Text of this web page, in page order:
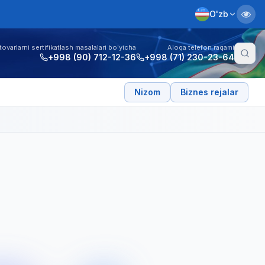
O'zb
sertifikatlash masalalari bo'yicha
+998 (90) 712-12-36
Aloqa telefon raqami
+998 (71) 230-23-64
Nizom Biznes rejalar